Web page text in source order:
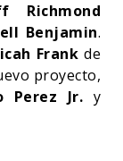
Richmond
Benjamin.
Frank de
proyecto,
Perez Jr. y